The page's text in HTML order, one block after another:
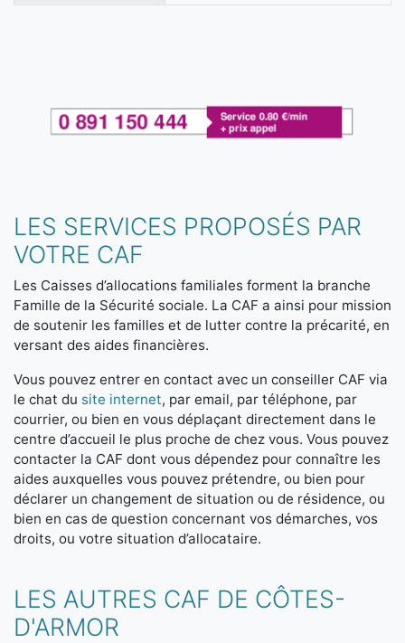
LES SERVICES PROPOSÉS PAR
VOTRE CAF
Les Caisses d’allocations familiales forment la branche
Famille de la Sécurité sociale. La CAF a ainsi pour mission
de soutenir les familles et de lutter contre la précarité, en
versant des aides financières.
Vous pouvez entrer en contact avec un conseiller CAF via
le chat du site internet, par email, par téléphone, par
courrier, ou bien en vous déplaçant directement dans le
centre d’accueil le plus proche de chez vous. Vous pouvez
contacter la CAF dont vous dépendez pour connaître les
aides auxquelles vous pouvez prétendre, ou bien pour
déclarer un changement de situation ou de résidence, ou
bien en cas de question concernant vos démarches, vos
droits, ou votre situation d’allocataire.
LES AUTRES CAF DE CÔTES-
D'ARMOR